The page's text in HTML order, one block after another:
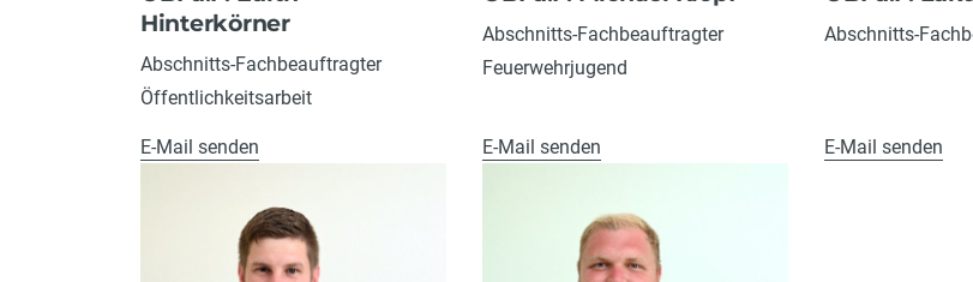
Hinterkörner
Abschnitts-Fachbeauftragter
Öffentlichkeitsarbeit
E-Mail senden
Abschnitts-Fachbeauftragter
Feuerwehrjugend
E-Mail senden
Abschnitts-
E-Mail senden